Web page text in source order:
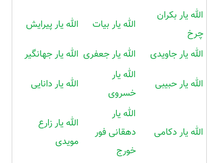
الله یار بکران
چرخ
الله یار بیات الله یار پیرایش
الله یار جاویدی الله یار جعفری الله یار جهانگیر
الله یار حبیبی
الله یار
خسروی
الله یار دانایی
الله یار دکامی
الله یار
دهقانی فور
خورج
الله یار زارع
مویدی